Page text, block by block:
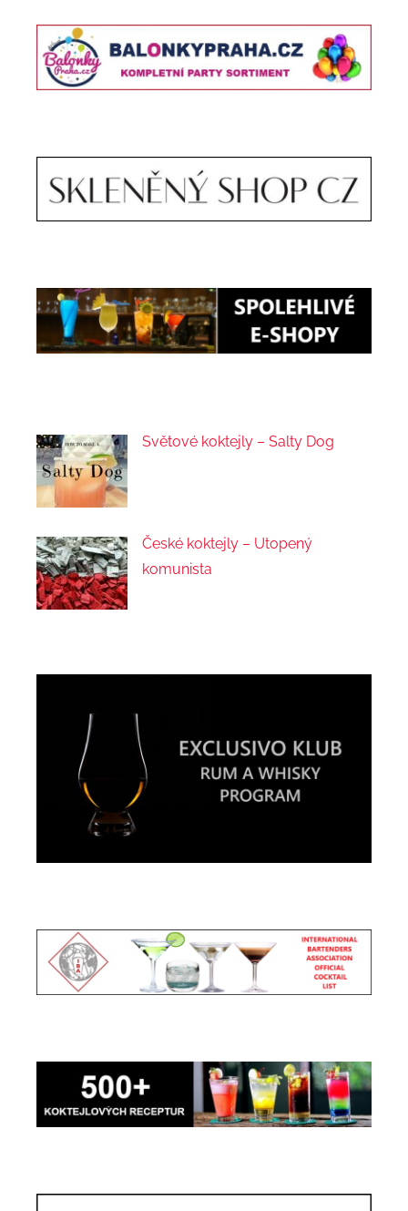
Světové koktejly – Salty Dog
České koktejly – Utopený
komunista